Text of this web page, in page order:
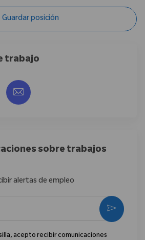
Guardar posición
trabajo
través de Facebook
a través de LinkedIn
Compartir por correo
sobre trabajos
alertas de empleo
de correo electrónico (obligatorio)
acepto recibir comunicaciones
Activar